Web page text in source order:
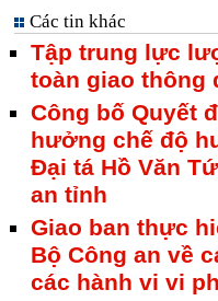
Các tin khác
Tập trung lực
toàn giao thông
Công bố Quyết
hưởng chế độ
Đại tá Hồ Văn
an tỉnh
Giao ban thực
Bộ Công an về
các hành vi vi